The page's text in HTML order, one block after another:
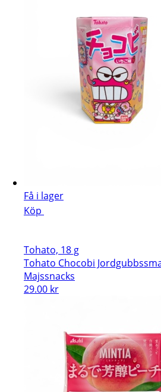
Få i lager
Köp
Tohato, 18 g
Tohato Chocobi
Majssnacks
29.00 kr